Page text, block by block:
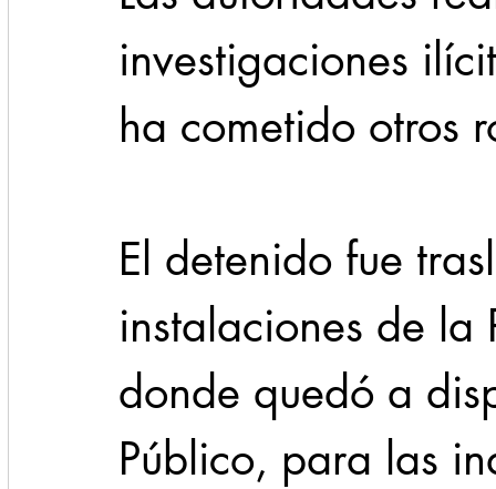
investigaciones
ha cometido otros
El detenido fue
instalaciones de
donde quedó a
Público, para las